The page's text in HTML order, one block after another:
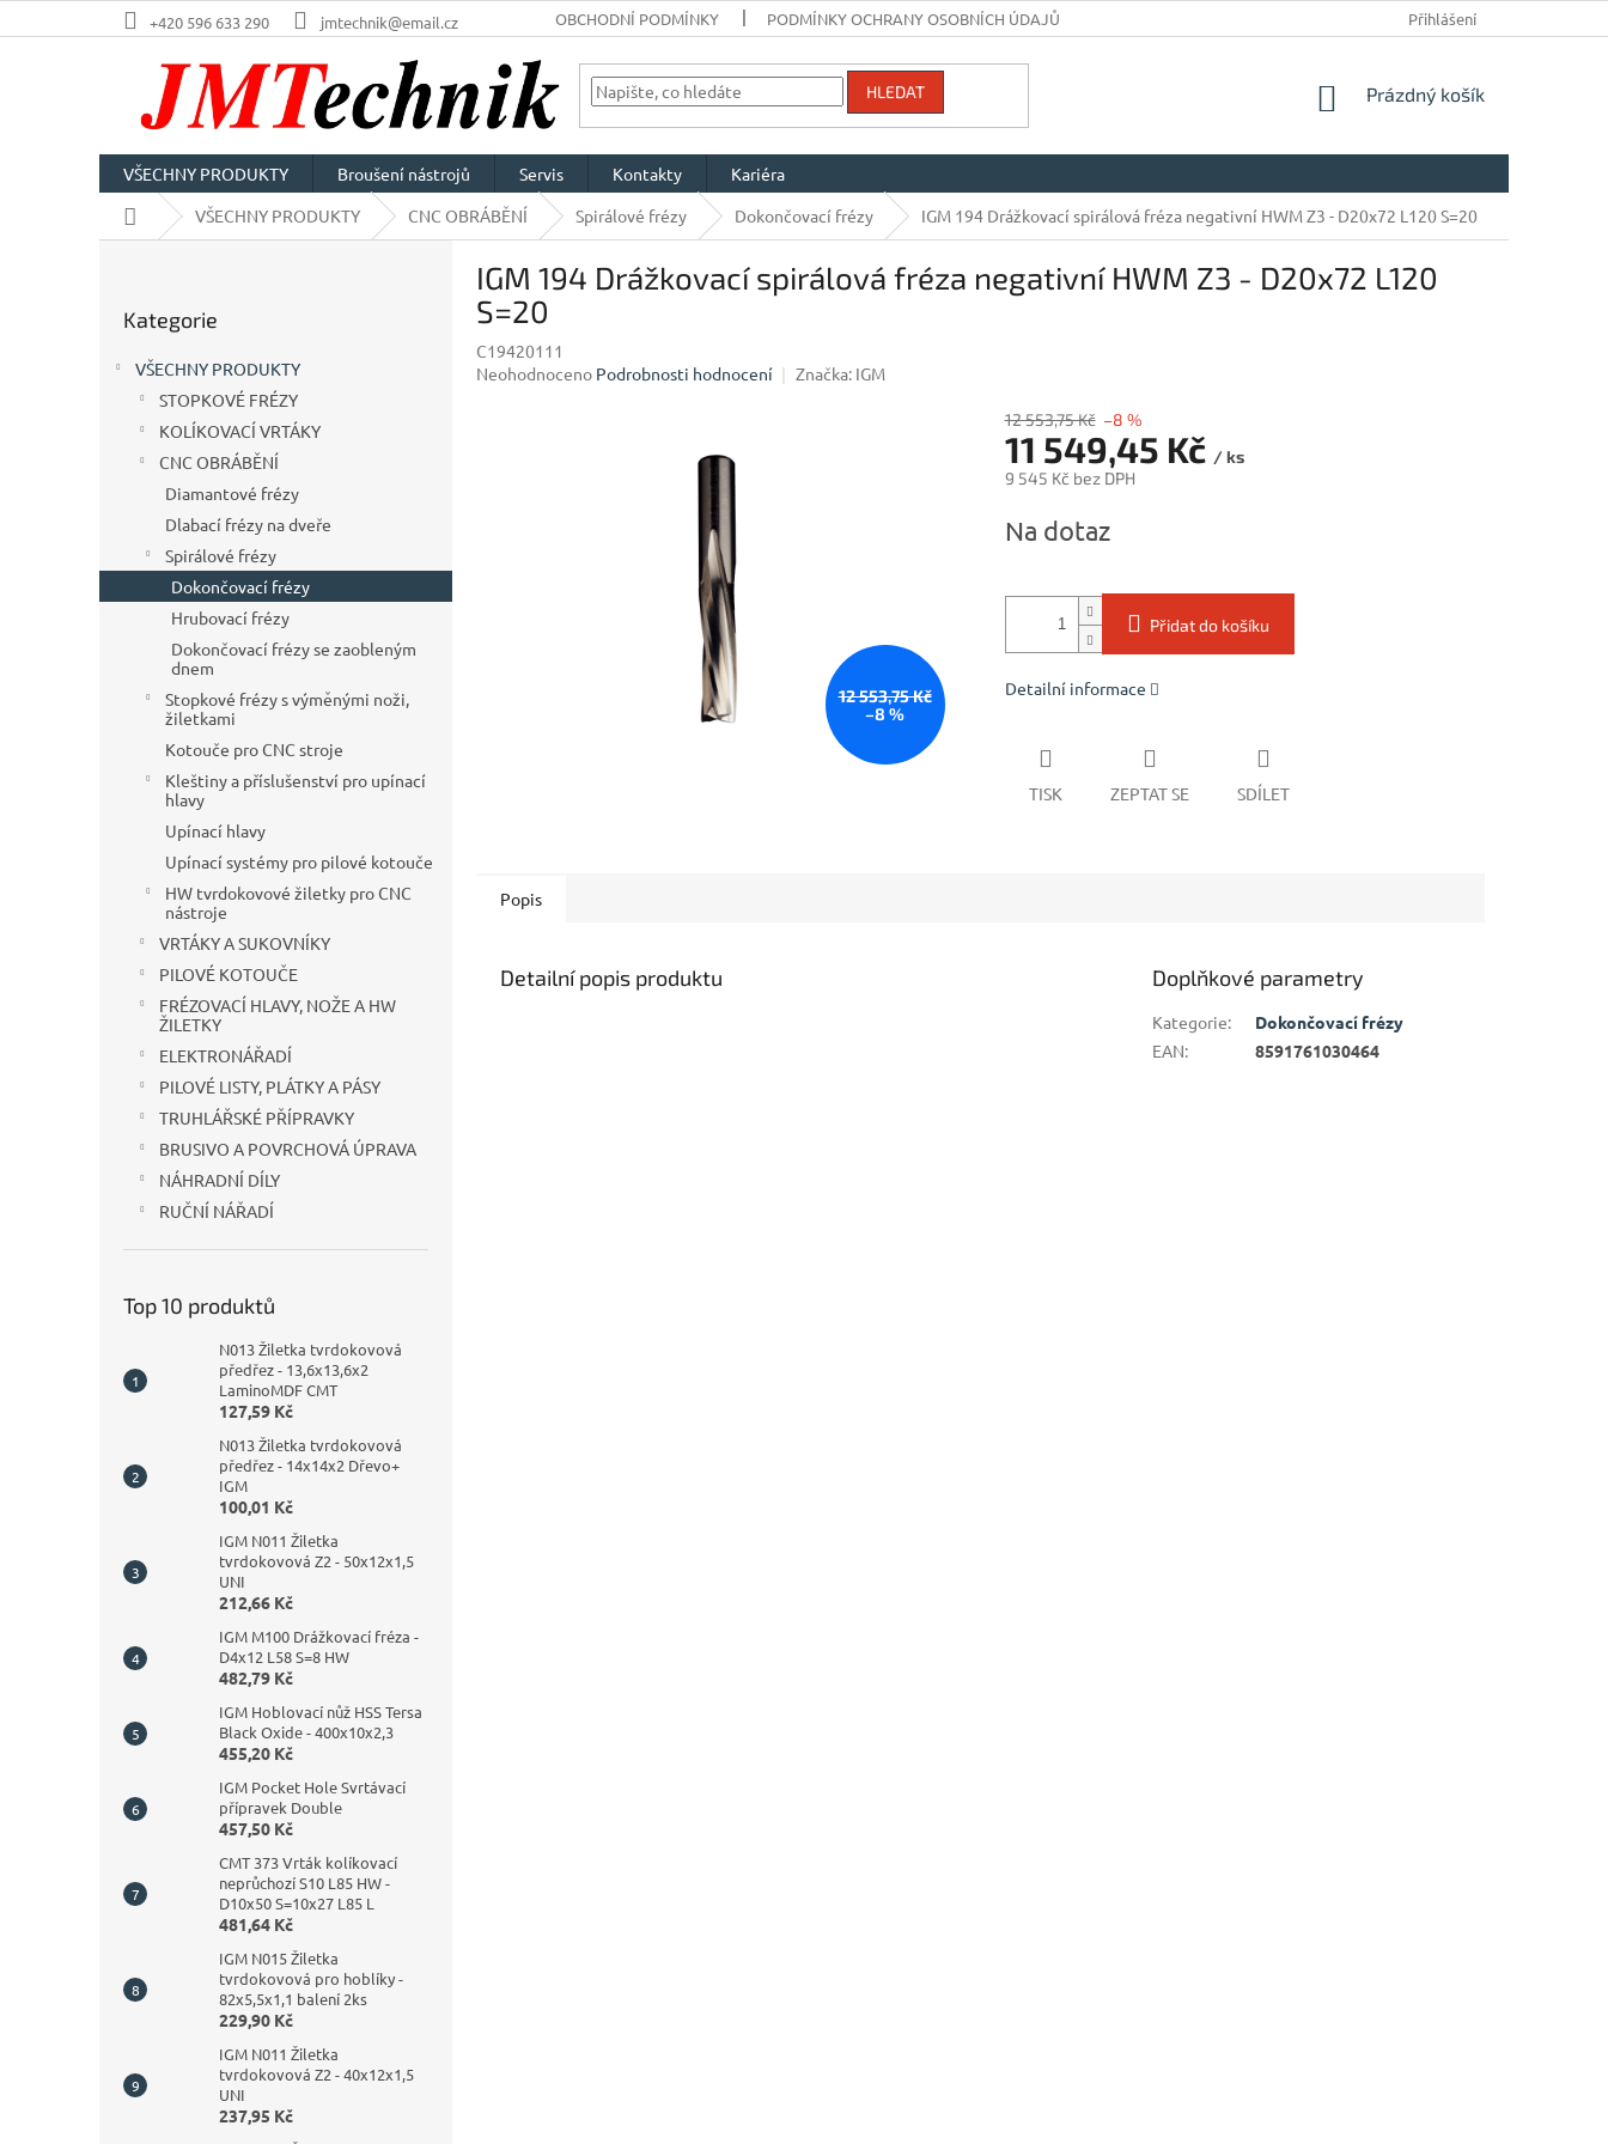
na
+420 596 633 290 jmtechnik@email.cz OBCHODNÍ PODMÍNKY PODMÍNKY OCHRANY OSOBNÍCH ÚDAJŮ Přihlášení
HLEDAT
NÁKUPNÍ
Prázdný košík
VŠECHNY PRODUKTY Broušení nástrojů Servis Kontakty
Kariéra
Domů VŠECHNY PRODUKTY CNC OBRÁBĚNÍ Spirálové frézy Dokončovací frézy IGM 194 Drážkovací spirálová fréza negativní HWM Z3 - D20x72 L120 S=20
e
l
kategorie
Kategorie
VŠECHNY PRODUKTY
STOPKOVÉ FRÉZY
KOLÍKOVACÍ VRTÁKY
CNC OBRÁBĚNÍ
Diamantové frézy
Dlabací frézy na dveře
Spirálové frézy
Dokončovací frézy
Hrubovací frézy
Dokončovací frézy se zaobleným
dnem
Stopkové frézy s výměnými noži,
žiletkami
Kotouče pro CNC stroje
Kleštiny a příslušenství pro upínací
hlavy
Upínací hlavy
Upínací systémy pro pilové kotouče
HW tvrdokovové žiletky pro CNC
nástroje
VRTÁKY A SUKOVNÍKY
PILOVÉ KOTOUČE
FRÉZOVACÍ HLAVY, NOŽE A HW
ŽILETKY
ELEKTRONÁŘADÍ
PILOVÉ LISTY, PLÁTKY A PÁSY
TRUHLÁŘSKÉ PŘÍPRAVKY
BRUSIVO A POVRCHOVÁ ÚPRAVA
NÁHRADNÍ DÍLY
RUČNÍ NÁŘADÍ
Top 10 produktů
N013 Žiletka tvrdokovová
předřez - 13,6x13,6x2
LaminoMDF CMT
127,59 Kč
N013 Žiletka tvrdokovová
předřez - 14x14x2 Dřevo+
IGM
100,01 Kč
IGM N011 Žiletka
tvrdokovová Z2 - 50x12x1,5
UNI
212,66 Kč
IGM M100 Drážkovací fréza -
D4x12 L58 S=8 HW
482,79 Kč
IGM Hoblovací nůž HSS Tersa
Black Oxide - 400x10x2,3
455,20 Kč
IGM Pocket Hole Svrtávací
přípravek Double
457,50 Kč
CMT 373 Vrták kolíkovací
neprůchozí S10 L85 HW -
D10x50 S=10x27 L85 L
481,64 Kč
IGM N015 Žiletka
tvrdokovová pro hoblíky -
82x5,5x1,1 balení 2ks
229,90 Kč
IGM N011 Žiletka
tvrdokovová Z2 - 40x12x1,5
UNI
237,95 Kč
IGM 194 Drážkovací spirálová fréza negativní HWM Z3 - D20x72 L120
S=20
C19420111
Průměrné
Neohodnoceno Podrobnosti hodnocení Značka: IGM
12 553,75 Kč
–8 %
12 553,75 Kč –8 %
11 549,45 Kč / ks
9 545 Kč bez DPH
cena:
Na dotaz
Přidat do košíku
Detailní informace
TISK ZEPTAT SE SDÍLET
Popis
Detailní popis produktu Doplňkové parametry
Kategorie:
Dokončovací frézy
EAN: 8591761030464